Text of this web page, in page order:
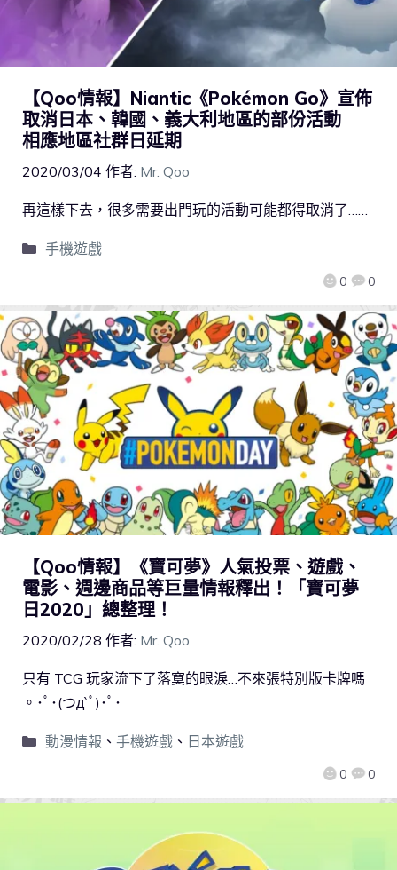
【Qoo情報】Niantic《Pokémon Go》宣佈
取消日本、韓國、義大利地區的部份活動
相應地區社群日延期
2020/03/04 作者: Mr. Qoo
0 0
再這樣下去，很多需要出門玩的活動可能都得取消了……
手機遊戲
【Qoo情報】《寶可夢》人氣投票、遊戲、
電影、週邊商品等巨量情報釋出！「寶可夢
日2020」總整理！
2020/02/28 作者: Mr. Qoo
0 0
只有 TCG 玩家流下了落寞的眼淚…不來張特別版卡牌嗎
。･ﾟ･(つд`ﾟ)･ﾟ･
動漫情報 、 手機遊戲、 日本遊戲